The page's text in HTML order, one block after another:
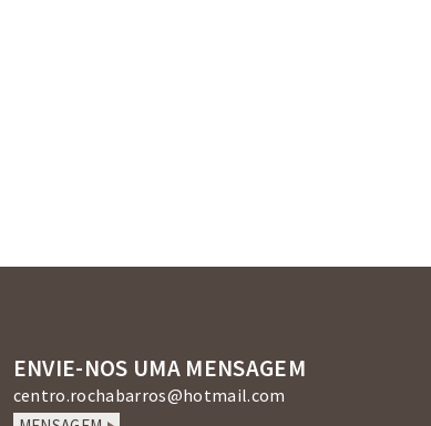
ENVIE-NOS UMA MENSAGEM
centro.rochabarros@hotmail.com